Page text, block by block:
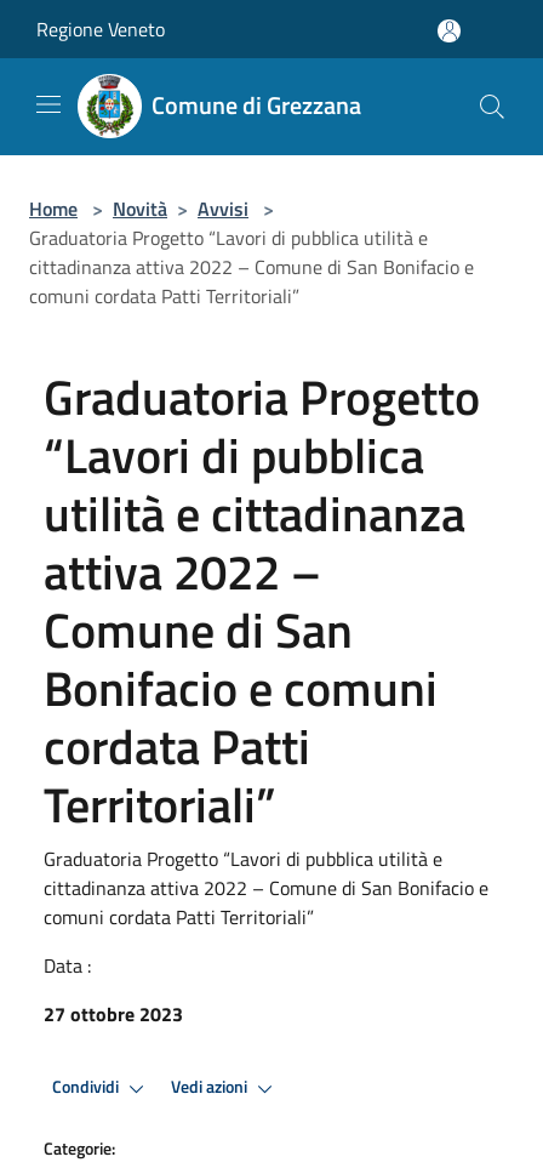
Regione Veneto
Comune di Grezzana
Home > Novità > Avvisi >
Graduatoria Progetto “Lavori di pubblica utilità e
cittadinanza attiva 2022 – Comune di San Bonifacio e
comuni cordata Patti Territoriali”
Graduatoria Progetto
“Lavori di pubblica
utilità e cittadinanza
attiva 2022 –
Comune di San
Bonifacio e comuni
cordata Patti
Territoriali”
Graduatoria Progetto “Lavori di pubblica utilità e
cittadinanza attiva 2022 – Comune di San Bonifacio e
comuni cordata Patti Territoriali”
Data :
27 ottobre 2023
Condividi Vedi azioni
Categorie: